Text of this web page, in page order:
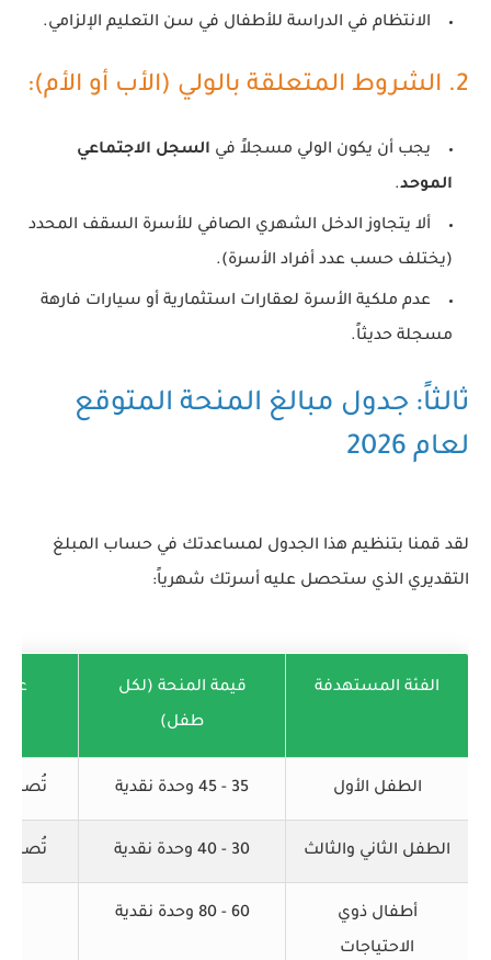
الانتظام في الدراسة للأطفال في سن التعليم الإلزامي.
2. الشروط المتعلقة بالولي (الأب أو الأم):
يجب أن يكون الولي مسجلاً في السجل الاجتماعي
الموحد.
ألا يتجاوز الدخل الشهري الصافي للأسرة السقف المحدد
(يختلف حسب عدد أفراد الأسرة).
عدم ملكية الأسرة لعقارات استثمارية أو سيارات فارهة
مسجلة حديثاً.
ثالثاً: جدول مبالغ المنحة المتوقع
لعام 2026
لقد قمنا بتنظيم هذا الجدول لمساعدتك في حساب المبلغ
التقديري الذي ستحصل عليه أسرتك شهرياً:
الفئة المستهدفة
قيمة المنحة (لكل
طفل)
الطفل الأول 35 - 45 وحدة نقدية تُصرف
الطفل الثاني والثالث 30 - 40 وحدة نقدية تُصرف
أطفال ذوي
الاحتياجات
60 - 80 وحدة نقدية